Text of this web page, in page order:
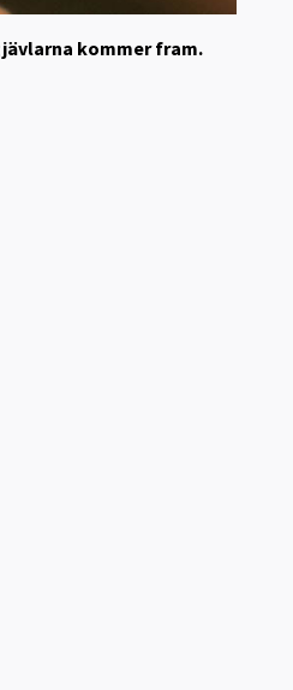
kommer fram.